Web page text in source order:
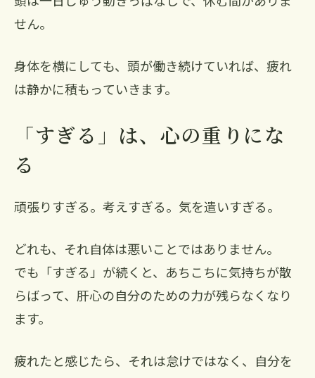
せん。
身体を横にしても、頭が働き続けていれば、疲れ
は静かに積もっていきます。
「すぎる」は、心の重りにな
る
頑張りすぎる。考えすぎる。気を遣いすぎる。
どれも、それ自体は悪いことではありません。
でも「すぎる」が続くと、あちこちに気持ちが散
らばって、肝心の自分のための力が残らなくなり
ます。
疲れたと感じたら、それは怠けではなく、自分を